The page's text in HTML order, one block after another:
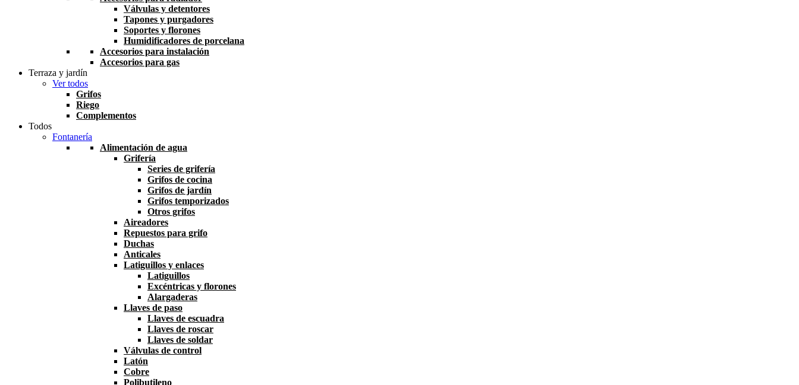
Válvulas y detentores
Tapones y purgadores
Soportes y florones
Humidificadores de porcelana
Accesorios para instalación
Accesorios para gas
Terraza y jardín
Ver todos
Grifos
Riego
Complementos
Todos
Fontanería
Alimentación de agua
Grifería
Series de grifería
Grifos de cocina
Grifos de jardín
Grifos temporizados
Otros grifos
Aireadores
Repuestos para grifo
Duchas
Anticales
Latiguillos y enlaces
Latiguillos
Excéntricas y florones
Alargaderas
Llaves de paso
Llaves de escuadra
Llaves de roscar
Llaves de soldar
Válvulas de control
Latón
Cobre
Polibutileno